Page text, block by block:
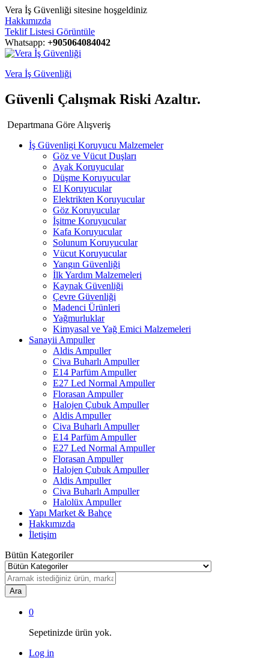
Vera İş Güvenliği sitesine hoşgeldiniz
Hakkımızda
Teklif Listesi Görüntüle
Whatsapp: +905064084042
Vera İş Güvenliği
Güvenli Çalışmak Riski Azaltır.
Departmana Göre Alışveriş
İş Güvenligi Koruyucu Malzemeler
Göz ve Vücut Duşları
Ayak Koruyucular
Düşme Koruyucular
El Koruyucular
Elektrikten Koruyucular
Göz Koruyucular
İşitme Koruyucular
Kafa Koruyucular
Solunum Koruyucular
Vücut Koruyucular
Yangın Güvenliği
İlk Yardım Malzemeleri
Kaynak Güvenliği
Çevre Güvenliği
Madenci Ürünleri
Yağmurluklar
Kimyasal ve Yağ Emici Malzemeleri
Sanayii Ampuller
Aldis Ampuller
Civa Buharlı Ampuller
E14 Parfüm Ampuller
E27 Led Normal Ampuller
Florasan Ampuller
Halojen Çubuk Ampuller
Aldis Ampuller
Civa Buharlı Ampuller
E14 Parfüm Ampuller
E27 Led Normal Ampuller
Florasan Ampuller
Halojen Çubuk Ampuller
Aldis Ampuller
Civa Buharlı Ampuller
Halolüx Ampuller
Yapı Market & Bahçe
Hakkımızda
İletişim
Bütün Kategoriler
Ara
0
Sepetinizde ürün yok.
Log in